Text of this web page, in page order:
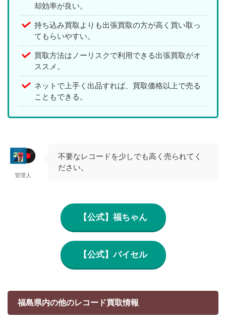
却効率が良い。
持ち込み買取よりも出張買取の方が高く買い取っ
てもらいやすい。
買取方法はノーリスクで利用できる出張買取がオ
ススメ。
ネットで上手く出品すれば、買取価格以上で売る
こともできる。
管理人
不要なレコードを少しでも高く売られてく
ださい。
【公式】福ちゃん
【公式】バイセル
福島県内の他のレコード買取情報